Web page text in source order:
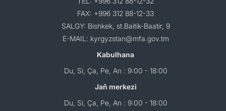
FAX: +996 312 88-12-33
SALGY: Bishkek, st.Baitik-Baatir, 9
E-MAIL: kyrgyzstan@mfa.gov.tm
Kabulhana
Du, Si, Ça, Pe, An : 9:00 - 18:00
Jaň merkezi
Du, Si, Ça, Pe, An : 9:00 - 18:00